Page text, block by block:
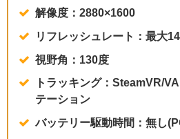
解像度：2880×1600
リフレッシュレート：最大
視野角：130度
トラッキング：SteamVR/
テーション
バッテリー駆動時間：無し